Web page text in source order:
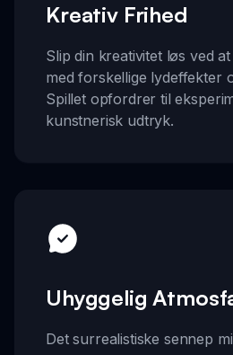
Kreativ Frihed
Slip din kreativitet løs ved
med forskellige lydeffekter
Spillet opfordrer til
kunstnerisk udtryk.
Uhyggelig
Det surrealistiske sennep